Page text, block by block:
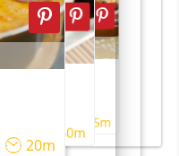
20m
40m
55m